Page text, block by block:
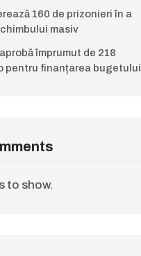
160 de prizonieri în a
masiv
împrumut de 218
pentru finanțarea bugetului
to show.